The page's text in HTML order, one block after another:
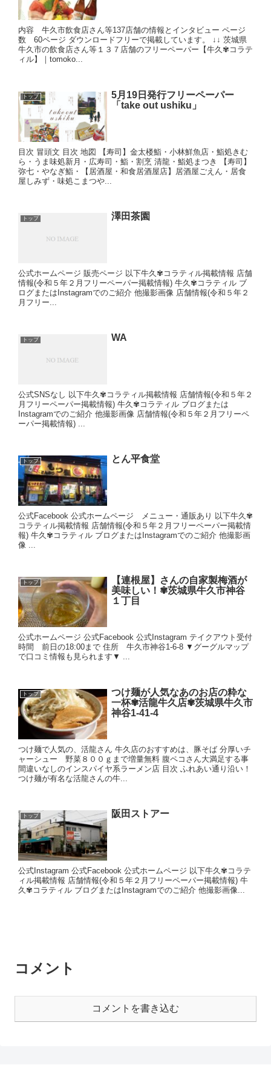
内容 牛久市飲食店さん等137店舗の情報とインタビュー ページ
数 60ページ ダウンロードフリーで掲載しています。 ↓↓ 茨城県
牛久市の飲食店さん等１３７店舗のフリーペーパー【牛久✾コラテ
ィル】｜tomoko...
トップ
5月19日発行フリーペーパー
「take out ushiku」
目次 冒頭文 目次 地図 【寿司】金太楼鮨・小林鮮魚店・鮨処きむ
ら・うま味処新月・広寿司・鮨・割烹 清龍・鮨処まつき 【寿司】
弥七・やなぎ鮨・【居酒屋・和食居酒屋店】居酒屋ごえん・居食
屋しみず・味処こまつや...
トップ 澤田茶園
公式ホームページ 販売ページ 以下牛久✾コラティル掲載情報 店舗
情報(令和５年２月フリーペーパー掲載情報) 牛久✾コラティル ブ
ログまたはInstagramでのご紹介 他撮影画像 店舗情報(令和５年２
月フリー...
トップ WA
公式SNSなし 以下牛久✾コラティル掲載情報 店舗情報(令和５年２
月フリーペーパー掲載情報) 牛久✾コラティル ブログまたは
Instagramでのご紹介 他撮影画像 店舗情報(令和５年２月フリーペ
ーパー掲載情報) ...
トップ とん平食堂
公式Facebook 公式ホームページ メニュー・通販あり 以下牛久✾
コラティル掲載情報 店舗情報(令和５年２月フリーペーパー掲載情
報) 牛久✾コラティル ブログまたはInstagramでのご紹介 他撮影画
像 ...
トップ
【連根屋】さんの自家製梅酒が
美味しい！✾茨城県牛久市神谷
１丁目
公式ホームページ 公式Facebook 公式Instagram テイクアウト受付
時間 前日の18:00まで 住所 牛久市神谷1-6-8 ▼グーグルマップ
で口コミ情報も見られます▼ ...
トップ
つけ麺が人気なあのお店の粋な
一杯✾活龍牛久店✾茨城県牛久市
神谷1-41-4
つけ麺で人気の、活龍さん 牛久店のおすすめは、豚そば 分厚いチ
ャーシュー 野菜８００ｇまで増量無料 腹ペコさん大満足する事
間違いなしのインスパイヤ系ラーメン店 目次 ふれあい通り沿い！
つけ麺が有名な活龍さんの牛...
トップ 阪田ストアー
公式Instagram 公式Facebook 公式ホームページ 以下牛久✾コラテ
ィル掲載情報 店舗情報(令和５年２月フリーペーパー掲載情報) 牛
久✾コラティル ブログまたはInstagramでのご紹介 他撮影画像...
コメント
コメントを書き込む